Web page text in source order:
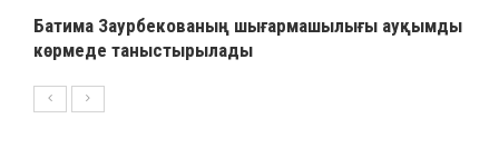
Батима Заурбекованың шығармашылығы ауқымды
көрмеде таныстырылады